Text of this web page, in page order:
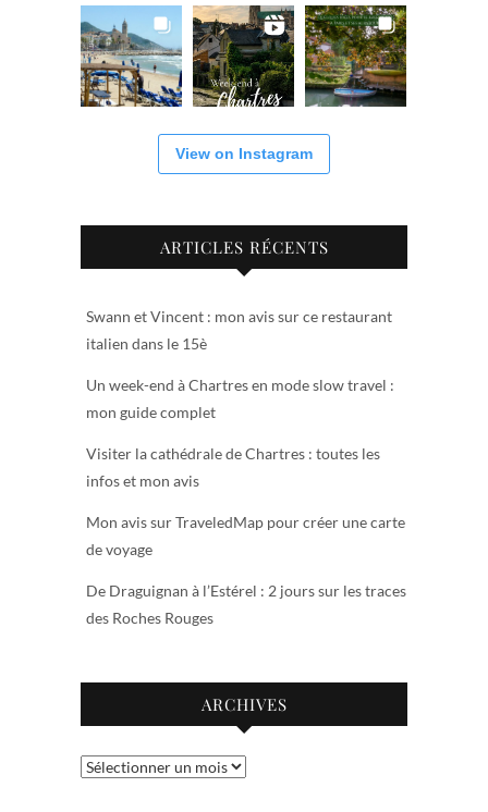
View on Instagram
ARTICLES RÉCENTS
Swann et Vincent : mon avis sur ce restaurant
italien dans le 15è
Un week-end à Chartres en mode slow travel :
mon guide complet
Visiter la cathédrale de Chartres : toutes les
infos et mon avis
Mon avis sur TraveledMap pour créer une carte
de voyage
De Draguignan à l’Estérel : 2 jours sur les traces
des Roches Rouges
ARCHIVES
Archives